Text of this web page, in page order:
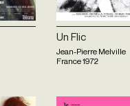
Un Flic
Jean-Pierre Melville
France1972